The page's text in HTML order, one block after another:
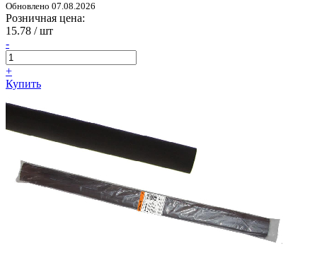
Обновлено 07.08.2026
Розничная цена:
15.78 / шт
-
+
Купить